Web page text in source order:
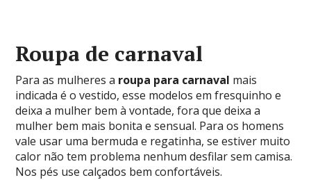
Roupa de carnaval
Para as mulheres a roupa para carnaval mais
indicada é o vestido, esse modelos em fresquinho e
deixa a mulher bem à vontade, fora que deixa a
mulher bem mais bonita e sensual. Para os homens
vale usar uma bermuda e regatinha, se estiver muito
calor não tem problema nenhum desfilar sem camisa.
Nos pés use calçados bem confortáveis.